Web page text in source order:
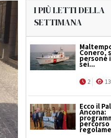
I PIÙ LETTI DELLA
SETTIMANA
Conero,
persone
sei...
2
Ecco il
Ancona:
percorso